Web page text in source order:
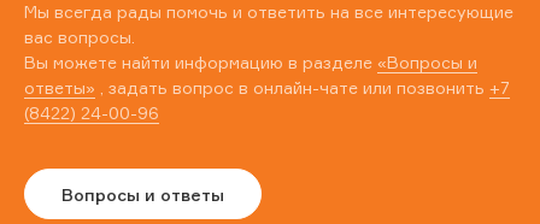
Мы всегда рады помочь и ответить на все интересующие
вас вопросы.
Вы можете найти информацию в разделе «Вопросы и
ответы» , задать вопрос в онлайн-чате или позвонить +7
(8422) 24-00-96
Вопросы и ответы